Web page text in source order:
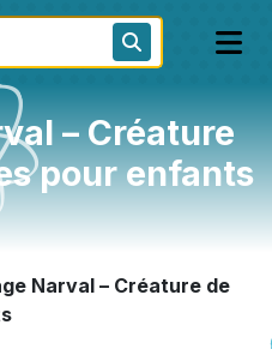
– Créature
pour enfants
Narval – Créature de